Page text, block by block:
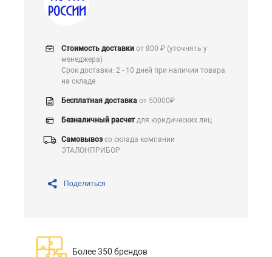
Стоимость доставки от 800 ₽ (уточнять у
менеджера)
Срок доставки: 2 - 10 дней при наличии товара
на складе
Бесплатная доставка от 50000₽
Безналичный расчетдля юридических лиц
Самовывозсо склада компании
ЭТАЛОНПРИБОР
Поделиться
Более 350 брендов